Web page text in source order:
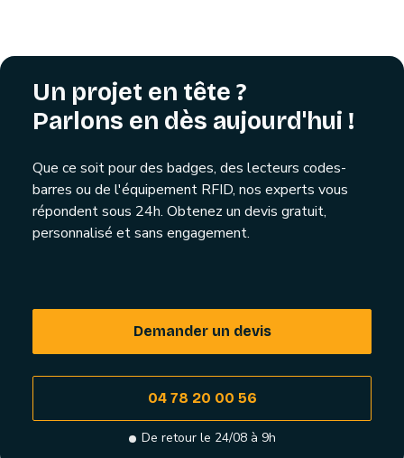
Un projet en tête ?
Parlons en dès aujourd'hui !
Que ce soit pour des badges, des lecteurs codes-
barres ou de l'équipement RFID, nos experts vous
répondent sous 24h. Obtenez un devis gratuit,
personnalisé et sans engagement.
Demander un devis
04 78 20 00 56
De retour le 24/08 à 9h